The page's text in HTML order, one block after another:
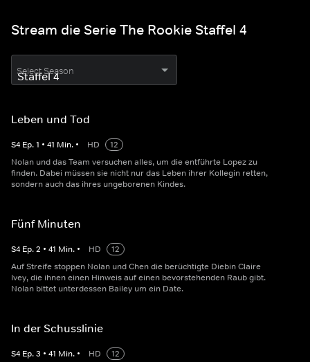
Stream die Serie The Rookie Staffel 4
Select Season
Leben und Tod
S4 Ep.1 • 41 Min. • HD
12
Nolan und das Team versuchen alles, um die entführte Lopez zu
finden. Dabei müssen sie nicht nur das Leben ihrer Kollegin retten,
sondern auch das ihres ungeborenen Kindes.
Fünf Minuten
S4 Ep.2 • 41 Min. • HD
12
Auf Streife stoppen Nolan und Chen die berüchtigte Diebin Claire
Ivey, die ihnen einen Hinweis auf einen bevorstehenden Raub gibt.
Nolan bittet unterdessen Bailey um ein Date.
In der Schusslinie
S4 Ep.3 • 41 Min. • HD
12